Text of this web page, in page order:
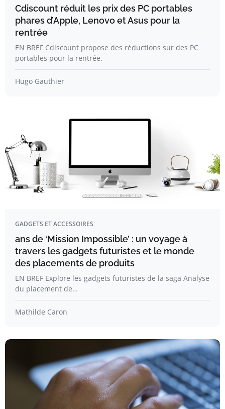
Cdiscount réduit les prix des PC portables
phares d’Apple, Lenovo et Asus pour la
rentrée
EN BREF Cdiscount propose des réductions sur des PC
portables pour la rentrée.
Hugo Gauthier
GADGETS ET ACCESSOIRES
ans de ‘Mission Impossible’ : un voyage à
travers les gadgets futuristes et le monde
des placements de produits
EN BREF Explore les gadgets futuristes de la saga Analyse
du placement de…
Mathilde Caron